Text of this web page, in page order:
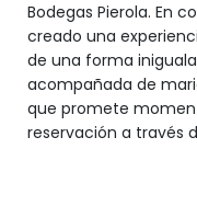
Bodegas Pierola. En
creado una
de una forma
acompañada de
que promete
reservación a través